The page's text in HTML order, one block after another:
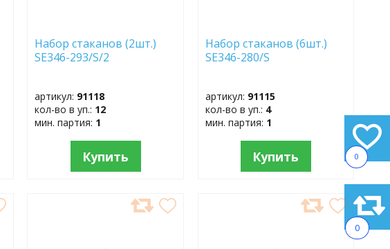
0
0
Набор стаканов (2шт.)
SE346-293/S/2
артикул: 91118
кол-во в уп.: 12
мин. партия: 1
Купить
Набор стаканов (6шт.)
SE346-280/S
артикул: 91115
кол-во в уп.: 4
мин. партия: 1
Купить